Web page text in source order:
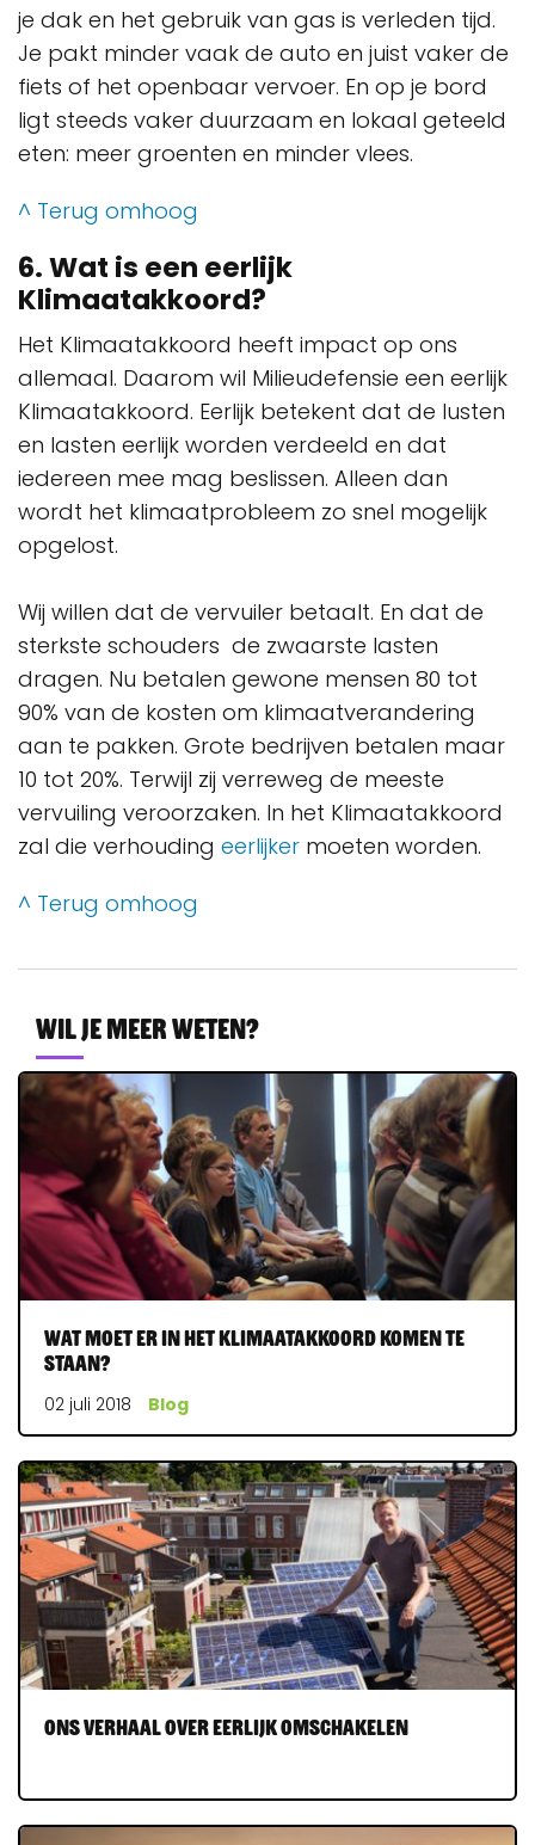
je dak en het gebruik van gas is verleden tijd.
Je pakt minder vaak de auto en juist vaker de
fiets of het openbaar vervoer. En op je bord
ligt steeds vaker duurzaam en lokaal geteeld
eten: meer groenten en minder vlees.
^ Terug omhoog
6. Wat is een eerlijk
Klimaatakkoord?
Het Klimaatakkoord heeft impact op ons
allemaal. Daarom wil Milieudefensie een eerlijk
Klimaatakkoord. Eerlijk betekent dat de lusten
en lasten eerlijk worden verdeeld en dat
iedereen mee mag beslissen. Alleen dan
wordt het klimaatprobleem zo snel mogelijk
opgelost.
Wij willen dat de vervuiler betaalt. En dat de
sterkste schouders de zwaarste lasten
dragen. Nu betalen gewone mensen 80 tot
90% van de kosten om klimaatverandering
aan te pakken. Grote bedrijven betalen maar
10 tot 20%. Terwijl zij verreweg de meeste
vervuiling veroorzaken. In het Klimaatakkoord
zal die verhouding eerlijker moeten worden.
^ Terug omhoog
Wil je meer weten?
Wat moet er in het Klimaatakkoord komen te
staan?
02 juli 2018 Blog
Ons verhaal over eerlijk omschakelen